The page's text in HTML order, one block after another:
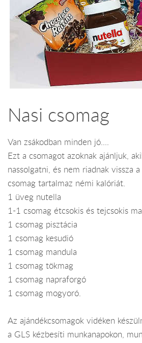
Nasi csomag
Van zsákodban minden jó....
Ezt a csomagot azoknak ajánljuk,
nassolgatni, és nem riadnak vissza
csomag tartalmaz némi kalóriát.
1 üveg nutella
1-1 csomag étcsokis és tejcsokis
1 csomag pisztácia
1 csomag kesudió
1 csomag mandula
1 csomag tökmag
1 csomag napraforgó
1 csomag mogyoró.
Az ajándékcsomagok vidéken
a GLS kézbesíti munkanapokon,